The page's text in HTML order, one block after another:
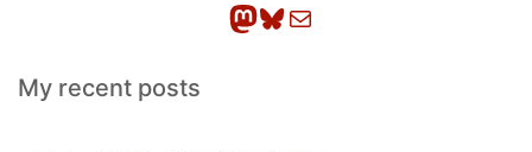
Mastodon Bluesky E-Mail
My recent posts